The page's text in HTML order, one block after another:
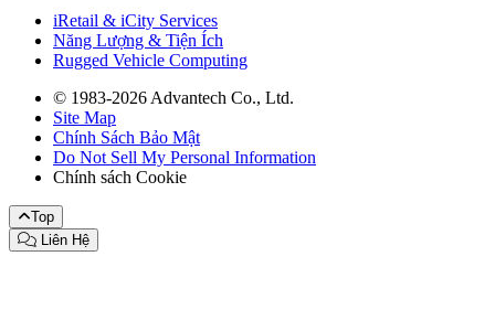
iRetail & iCity Services
Năng Lượng & Tiện Ích
Rugged Vehicle Computing
© 1983-2026 Advantech Co., Ltd.
Site Map
Chính Sách Bảo Mật
Do Not Sell My Personal Information
Chính sách Cookie
Top
Liên Hệ